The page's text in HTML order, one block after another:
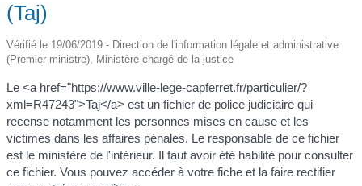
(Taj)
Vérifié le 19/06/2019 - Direction de l'information légale et administrative
(Premier ministre), Ministère chargé de la justice
Le <a href="https://www.ville-lege-capferret.fr/particulier/?
xml=R47243">Taj</a> est un fichier de police judiciaire qui
recense notamment les personnes mises en cause et les
victimes dans les affaires pénales. Le responsable de ce fichier
est le ministère de l'intérieur. Il faut avoir été habilité pour consulter
ce fichier. Vous pouvez accéder à votre fiche et la faire rectifier